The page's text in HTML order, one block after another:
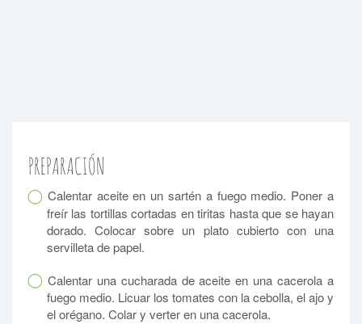
PREPARACIÓN
Calentar aceite en un sartén a fuego medio. Poner a
freír las tortillas cortadas en tiritas hasta que se hayan
dorado. Colocar sobre un plato cubierto con una
servilleta de papel.
Calentar una cucharada de aceite en una cacerola a
fuego medio. Licuar los tomates con la cebolla, el ajo y
el orégano. Colar y verter en una cacerola.